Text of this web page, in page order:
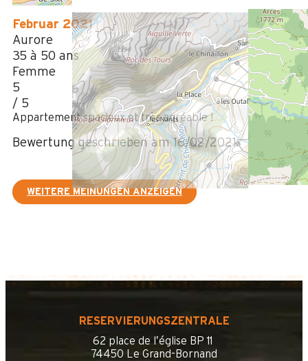
Februar 2021
Aurore
35 à 50 ans
Femme
5
/ 5
Appartement spacieux et très agréable !
Bewertung geschrieben am 16/02/2021
WEITERE MEINUNGEN ANZEIGEN
RESERVIERUNGSZENTRALE
62 place de l’église BP 11
74450 Le Grand-Bornand